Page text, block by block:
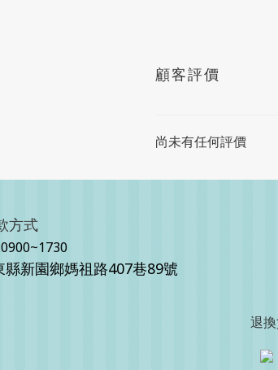
顧客評價
尚未有任何評價
方式
縣新園鄉媽祖路407巷89號
退